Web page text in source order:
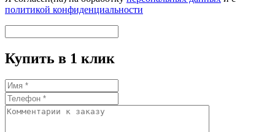
политикой конфиденциальности
Купить в 1 клик